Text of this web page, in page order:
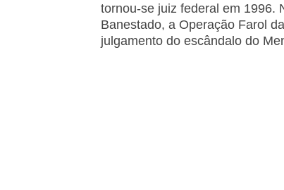
tornou-se juiz federal em 1996.
Banestado, a Operação Farol
julgamento do escândalo do